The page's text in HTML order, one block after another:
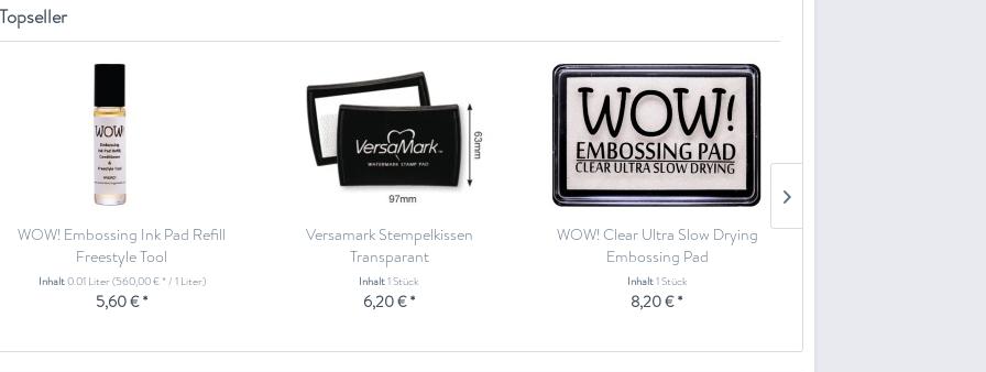
Topseller
WOW! Embossing Ink Pad Refill
Freestyle Tool
Inhalt0.01 Liter(560,00 € * / 1 Liter)
5,60 € *
Versamark Stempelkissen
Transparant
Inhalt1 Stück
6,20 € *
WOW! Clear Ultra Slow Drying
Embossing Pad
Inhalt1 Stück
8,20 € *